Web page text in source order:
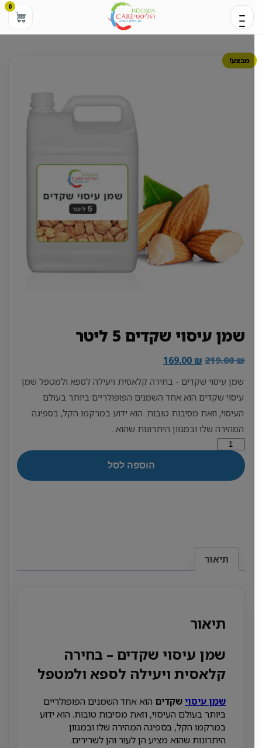
מבצע!
שמן עיסוי שקדים 5 ליטר
219.00₪
המחיר
היה:
219.00 ₪.
169.00 ₪
המחיר
הוא:
169.00 ₪.
שמן עיסוי שקדים - בחירה קלאסית ויעילה לספא ולמטפל שמן
עיסוי שקדים הוא אחד השמנים הפופולריים ביותר בעולם
העיסוי, וזאת מסיבות טובות. הוא ידוע במרקמו הקל, בספיגה
המהירה שלו ובמגוון היתרונות שהוא…
כמות
של
שמן
עיסוי
הוספה לסל
תיאור
תיאור
שמן עיסוי שקדים – בחירה
קלאסית ויעילה לספא ולמטפל
שמן עיסוישקדיםהוא אחד השמנים הפופולריים
ביותר בעולם העיסוי, וזאת מסיבות טובות. הוא ידוע
במרקמו הקל, בספיגה המהירה שלו ובמגוון
היתרונות שהוא מציע הן לעור והן לשרירים.